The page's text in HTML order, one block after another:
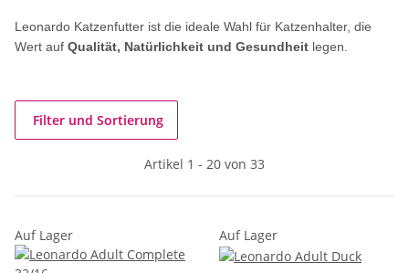
Leonardo Katzenfutter ist die ideale Wahl für Katzenhalter, die
Wert auf Qualität, Natürlichkeit und Gesundheit legen.
Filter und Sortierung
Artikel 1 - 20 von 33
Auf Lager Auf Lager